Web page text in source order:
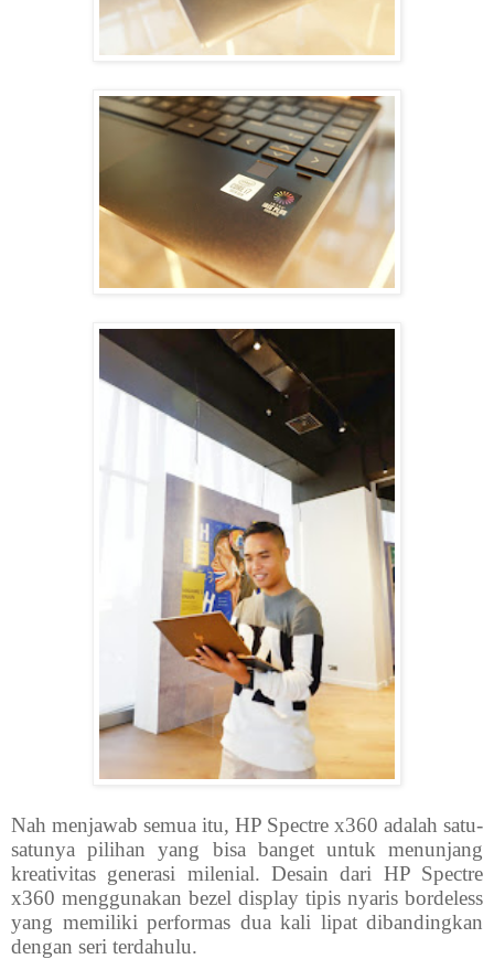
Nah menjawab semua itu, HP Spectre x360 adalah satu-
satunya pilihan yang bisa banget untuk menunjang
kreativitas generasi milenial. Desain dari HP Spectre
x360 menggunakan bezel display tipis nyaris bordeless
yang memiliki performas dua kali lipat dibandingkan
dengan seri terdahulu.